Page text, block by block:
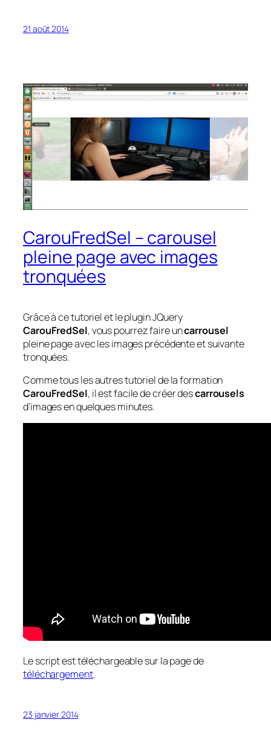
21 août 2014
CarouFredSel – carousel
pleine page avec images
tronquées
Grâce à ce tutoriel et le plugin JQuery
CarouFredSel, vous pourrez faire uncarrousel
pleine page avec les images précédente et suivante
tronquées.
Comme tous les autres tutoriel de la formation
CarouFredSel, il est facile de créer descarrousels
d’images en quelques minutes.
Le script est téléchargeable sur la page de
téléchargement.
23 janvier 2014